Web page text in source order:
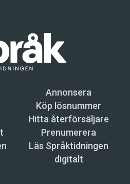
Annonsera
Köp lösnummer
Hitta återförsäljare
Prenumerera
Läs Språktidningen
digitalt